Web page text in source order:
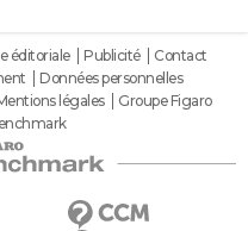
éditoriale Publicité
Contact
Données personnelles
légales
Groupe Figaro